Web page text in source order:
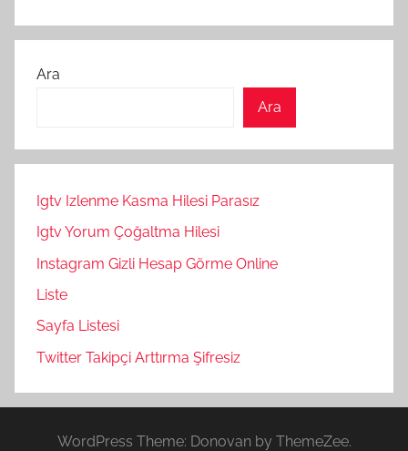
Ara
Ara
Igtv Izlenme Kasma Hilesi Parasız
Igtv Yorum Çoğaltma Hilesi
Instagram Gizli Hesap Görme Online
Liste
Sayfa Listesi
Twitter Takipçi Arttırma Şifresiz
WordPress Theme: Donovan by ThemeZee.